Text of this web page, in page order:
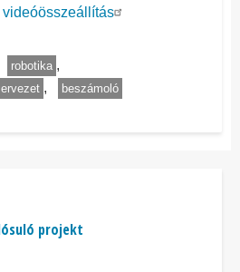
robotika
beszámoló
projekt